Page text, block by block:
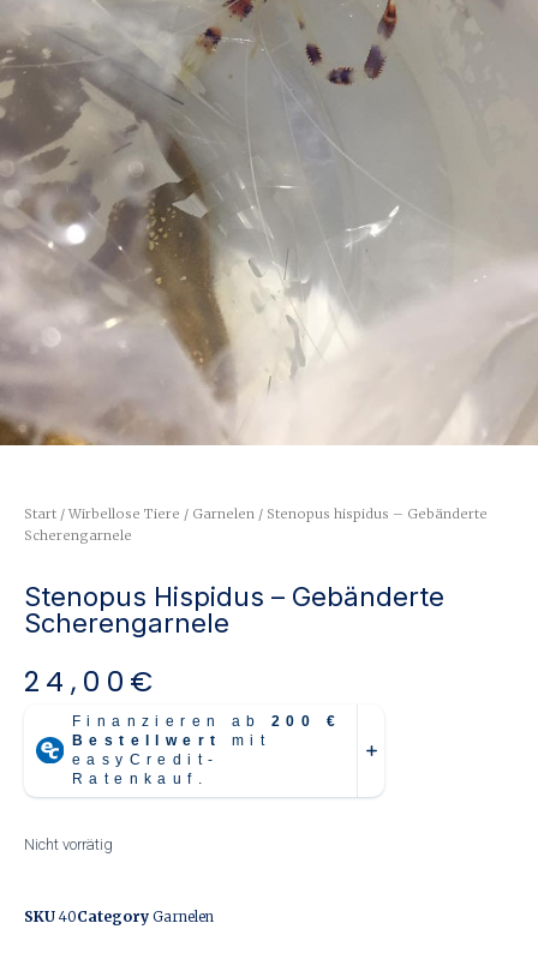
Start / Wirbellose Tiere / Garnelen / Stenopus hispidus – Gebänderte
Scherengarnele
Stenopus Hispidus – Gebänderte
Scherengarnele
24,00 €
Nicht vorrätig
SKU 40Category Garnelen